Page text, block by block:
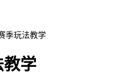
季玩法教学
教学